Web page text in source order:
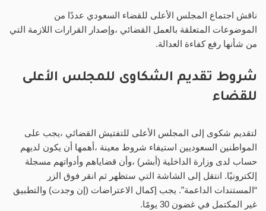
ناقش اجتماع المجلس الأعلى للقضاء السعودي عددًا من
الموضوعات المتعلقة بالعمل القضائي ،وإصدار القرارات اللازمة التي
من شأنها رفع كفاءة العدالة.
شروط تقديم الشكاوى للمجلس الأعلى
للقضاء
لتقديم شكوى إلى المجلس الأعلى للتفتيش القضائي ،يجب على
المواطنين السعوديين استيفاء شروط معينة ،أهمها أن يكون لديهم
حساب لدى وزارة الداخلية (أبشر) ،وأن قضاياهم وأدواتهم مسجلة
إلكترونيًا. انتقل إلى الشاشة التي ستظهر ثم انقر فوق الزر
“المستندات الداعمة”. يجب إكمال الاعتراضات (إن وجدت) والتطبيق
غير المكتمل في غضون 30 يومًا.